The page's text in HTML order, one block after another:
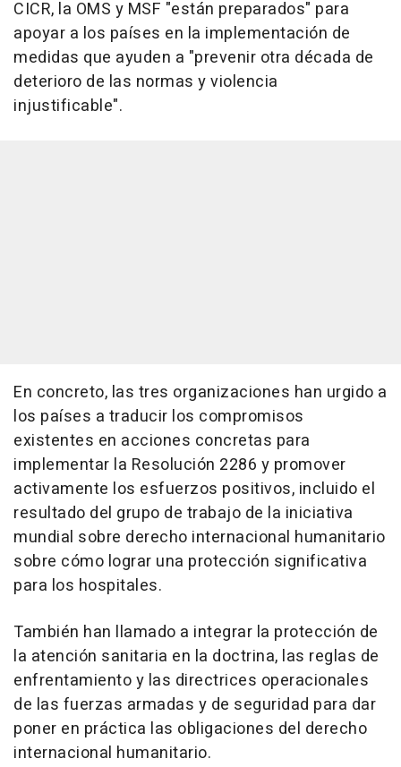
CICR, la OMS y MSF "están preparados" para
apoyar a los países en la implementación de
medidas que ayuden a "prevenir otra década de
deterioro de las normas y violencia
injustificable".
En concreto, las tres organizaciones han urgido a
los países a traducir los compromisos
existentes en acciones concretas para
implementar la Resolución 2286 y promover
activamente los esfuerzos positivos, incluido el
resultado del grupo de trabajo de la iniciativa
mundial sobre derecho internacional humanitario
sobre cómo lograr una protección significativa
para los hospitales.
También han llamado a integrar la protección de
la atención sanitaria en la doctrina, las reglas de
enfrentamiento y las directrices operacionales
de las fuerzas armadas y de seguridad para dar
poner en práctica las obligaciones del derecho
internacional humanitario.